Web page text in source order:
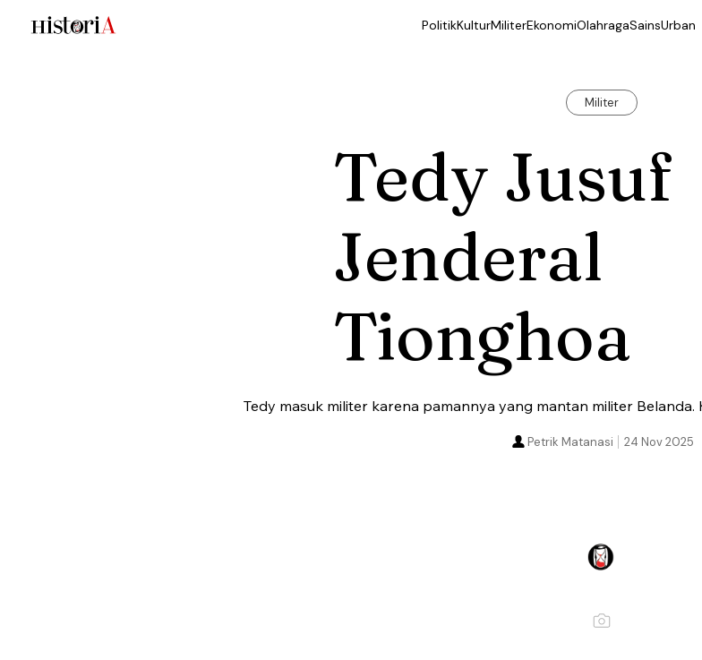
PolitikKulturMiliterEkonomiOlahragaSainsUrban
Militer
Tedy Jusuf
Jenderal
Tionghoa
Tedy masuk militer karena pamannya yang mantan militer Belanda.
24 Nov 2025
Petrik Matanasi